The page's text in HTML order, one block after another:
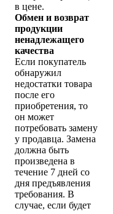
в цене.
Обмен и возврат
продукции
ненадлежащего
качества
Если покупатель
обнаружил
недостатки товара
после его
приобретения, то
он может
потребовать замену
у продавца. Замена
должна быть
произведена в
течение 7 дней со
дня предъявления
требования. В
случае, если будет